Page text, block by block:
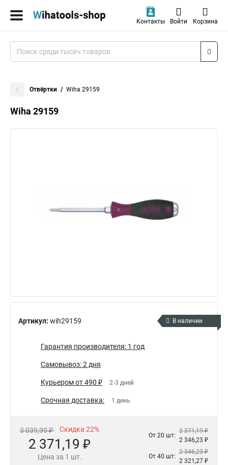
Контакты Войти Корзина
Отвёртки Wiha 29159
Wiha 29159
Артикул: wih29159 В наличии
Гарантия производителя: 1 год
Самовывоз: 2 дня
Курьером от 490 ₽ 2-3 дней
Срочная доставка: 1 день
3 039,99 ₽ Скидка 22%
2 371,19 ₽
Цена за 1 шт.
От 20 шт:
2 371,19 ₽
2 346,23 ₽
От 40 шт:
2 346,23 ₽
2 321,27 ₽